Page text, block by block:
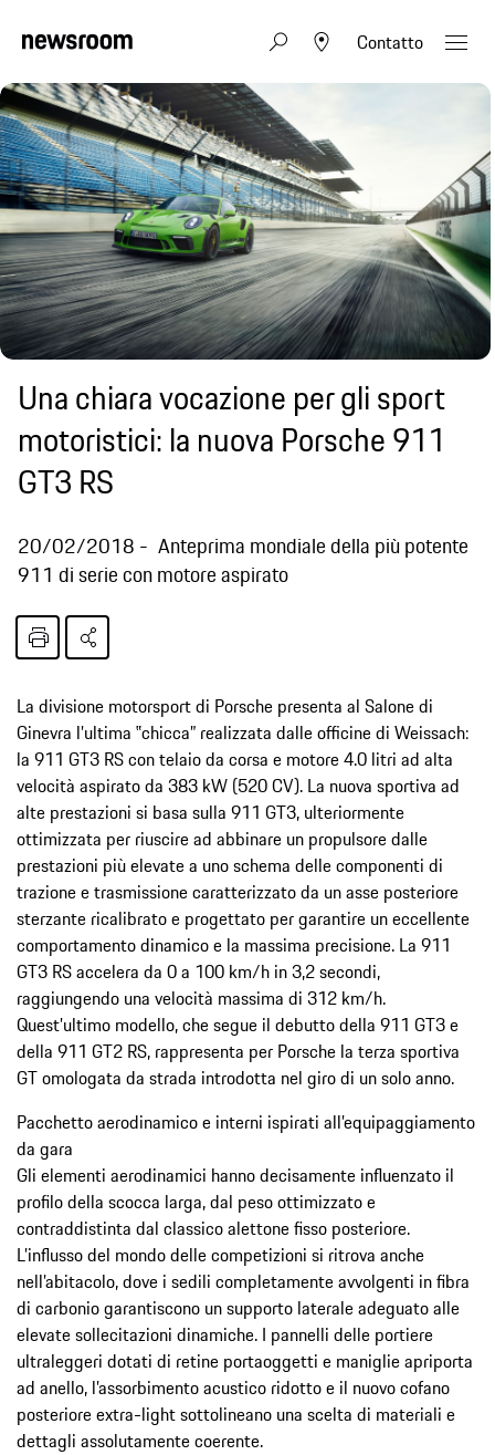
Contatto
Una chiara vocazione per gli sport
motoristici: la nuova Porsche 911
GT3 RS
20/02/2018
Anteprima mondiale della più potente
911 di serie con motore aspirato
La divisione motorsport di Porsche presenta al Salone di
Ginevra l’ultima ‟chicca” realizzata dalle officine di Weissach:
la 911 GT3 RS con telaio da corsa e motore 4.0 litri ad alta
velocità aspirato da 383 kW (520 CV). La nuova sportiva ad
alte prestazioni si basa sulla 911 GT3, ulteriormente
ottimizzata per riuscire ad abbinare un propulsore dalle
prestazioni più elevate a uno schema delle componenti di
trazione e trasmissione caratterizzato da un asse posteriore
sterzante ricalibrato e progettato per garantire un eccellente
comportamento dinamico e la massima precisione. La 911
GT3 RS accelera da 0 a 100 km/h in 3,2 secondi,
raggiungendo una velocità massima di 312 km/h.
Quest’ultimo modello, che segue il debutto della 911 GT3 e
della 911 GT2 RS, rappresenta per Porsche la terza sportiva
GT omologata da strada introdotta nel giro di un solo anno.
Pacchetto aerodinamico e interni ispirati all’equipaggiamento
da gara
Gli elementi aerodinamici hanno decisamente influenzato il
profilo della scocca larga, dal peso ottimizzato e
contraddistinta dal classico alettone fisso posteriore.
L’influsso del mondo delle competizioni si ritrova anche
nell’abitacolo, dove i sedili completamente avvolgenti in fibra
di carbonio garantiscono un supporto laterale adeguato alle
elevate sollecitazioni dinamiche. I pannelli delle portiere
ultraleggeri dotati di retine portaoggetti e maniglie apriporta
ad anello, l’assorbimento acustico ridotto e il nuovo cofano
posteriore extra-light sottolineano una scelta di materiali e
dettagli assolutamente coerente.